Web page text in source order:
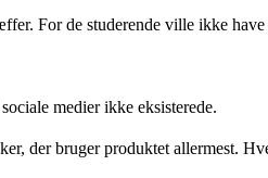
For de studerende ville ikke
medier ikke eksisterede.
der bruger produktet allermest.